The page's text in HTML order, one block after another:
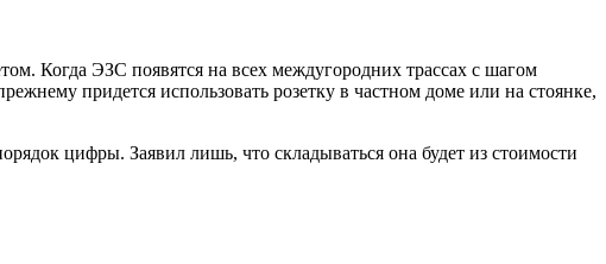
Когда ЭЗС появятся на всех междугородних трассах с шагом
придется использовать розетку в частном доме или на стоянке,
цифры. Заявил лишь, что складываться она будет из стоимости